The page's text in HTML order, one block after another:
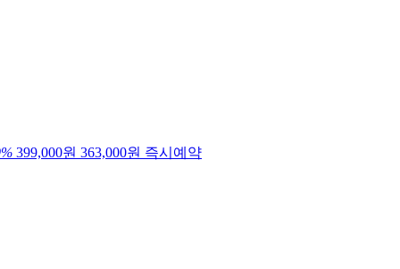
% 399,000원 363,000원 즉시예약